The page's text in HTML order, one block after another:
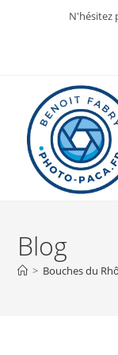
N'hésitez
Blog
> Bouches du